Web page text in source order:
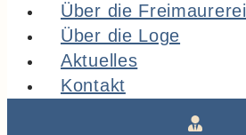
Über die Freimaurerei
Über die Loge
Aktuelles
Kontakt